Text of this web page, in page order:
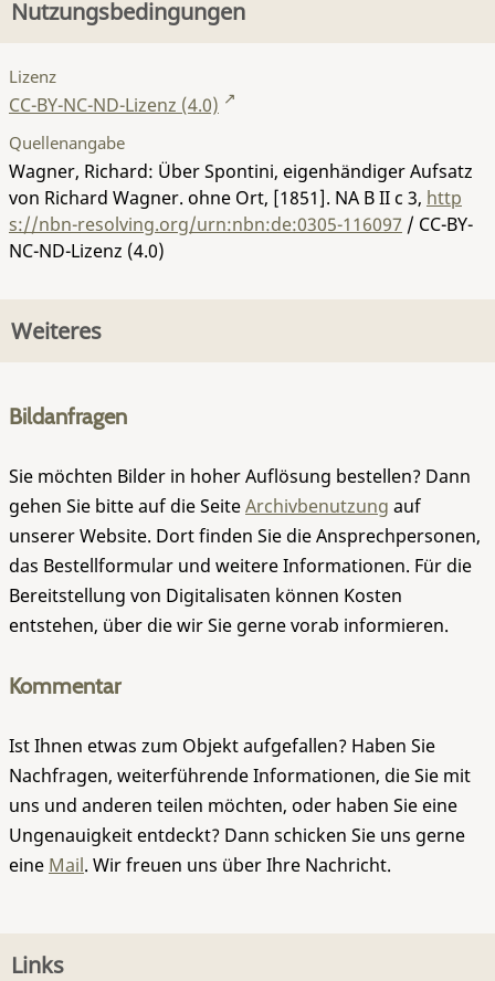
Nutzungsbedingungen
Lizenz
CC-BY-NC-ND-Lizenz (4.0)
Quellenangabe
Wagner, Richard: Über Spontini, eigenhändiger Aufsatz
von Richard Wagner. ohne Ort, [1851]. NA B II c 3, http
s://nbn-resolving.org/urn:nbn:de:0305-116097 / CC-BY-
NC-ND-Lizenz (4.0)
Weiteres
Bildanfragen
Sie möchten Bilder in hoher Auflösung bestellen? Dann
gehen Sie bitte auf die SeiteArchivbenutzung auf
unserer Website. Dort finden Sie die Ansprechpersonen,
das Bestellformular und weitere Informationen. Für die
Bereitstellung von Digitalisaten können Kosten
entstehen, über die wir Sie gerne vorab informieren.
Kommentar
Ist Ihnen etwas zum Objekt aufgefallen? Haben Sie
Nachfragen, weiterführende Informationen, die Sie mit
uns und anderen teilen möchten, oder haben Sie eine
Ungenauigkeit entdeckt? Dann schicken Sie uns gerne
eine Mail. Wir freuen uns über Ihre Nachricht.
Links